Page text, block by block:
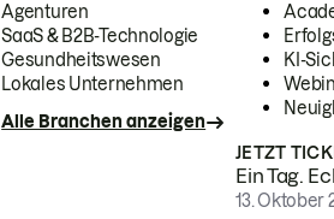
Agenturen
SaaS & B2B-Technologie
Gesundheitswesen
Lokales Unternehmen
Alle Branchen anzeigen
KI-
JETZT
Ein Tag.
13. Oktober